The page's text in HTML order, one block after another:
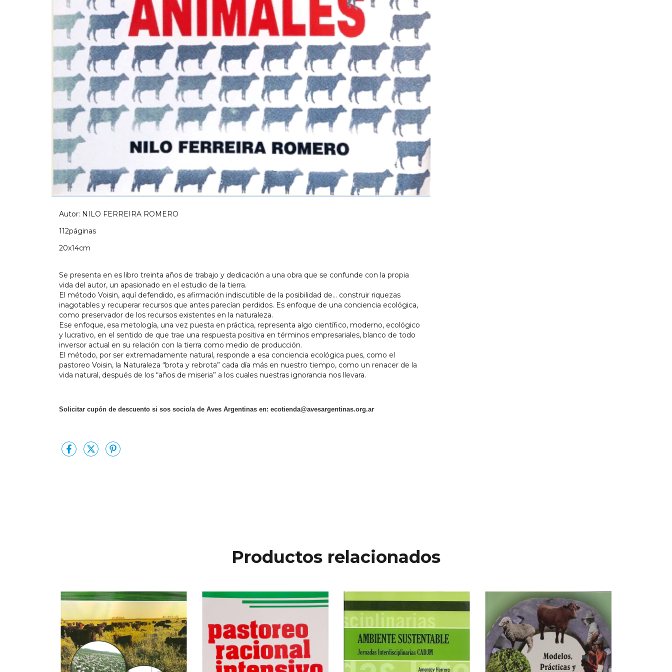
Autor: NILO FERREIRA ROMERO
112páginas
20x14cm
Se presenta en es libro treinta años de trabajo y dedicación a una obra que se confunde con la propia
vida del autor, un apasionado en el estudio de la tierra.
El método Voisin, aquí defendido, es afirmación indiscutible de la posibilidad de... construir riquezas
inagotables y recuperar recursos que antes parecían perdidos. Es enfoque de una conciencia ecológica,
como preservador de los recursos existentes en la naturaleza.
Ese enfoque, esa metología, una vez puesta en práctica, representa algo científico, moderno, ecológico
y lucrativo, en el sentido de que trae una respuesta positiva en términos empresariales, blanco de todo
inversor actual en su relación con la tierra como medio de producción.
El método, por ser extremadamente natural, responde a esa conciencia ecológica pues, como el
pastoreo Voisin, la Naturaleza “brota y rebrota” cada día más en nuestro tiempo, como un renacer de la
vida natural, después de los “años de miseria” a los cuales nuestras ignorancia nos llevara.
Solicitar cupón de descuento si sos socio/a de Aves Argentinas en: ecotienda@avesargentinas.org.ar
Productos relacionados